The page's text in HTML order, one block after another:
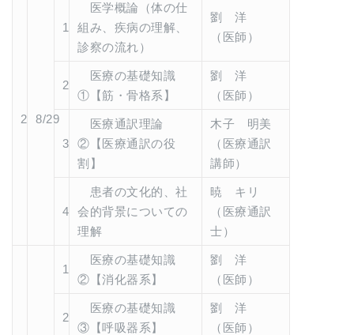
2 8/29
1
医学概論（体の仕
組み、疾病の理解、
診察の流れ）
劉 洋
（医師）
2
医療の基礎知識
①【筋・骨格系】
劉 洋
（医師）
3
医療通訳理論
②【医療通訳の役
割】
木子 明美
（医療通訳
講師）
4
患者の文化的、社
会的背景についての
理解
暁 キリ
（医療通訳
士）
1
医療の基礎知識
②【消化器系】
劉 洋
（医師）
2
医療の基礎知識
③【呼吸器系】
劉 洋
（医師）